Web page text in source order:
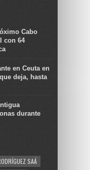
Cabo
con 64
en Ceuta en
deja, hasta
durante
SAÁ